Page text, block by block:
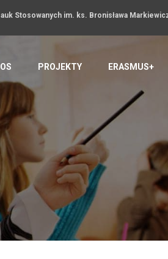
Stosowanych im. ks. Bronisława
PROJEKTY ERASMUS+